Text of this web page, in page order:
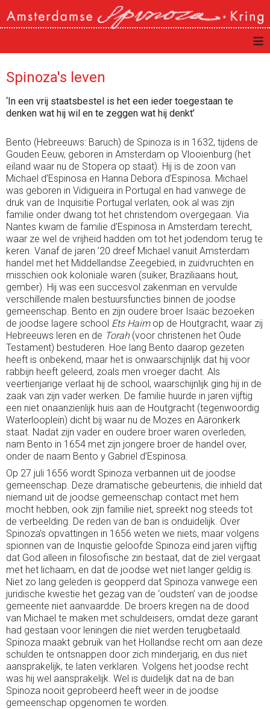
≡
Spinoza's leven
‘In een vrij staatsbestel is het een ieder toegestaan te
denken wat hij wil en te zeggen wat hij denkt’
Bento (Hebreeuws: Baruch) de Spinoza is in 1632, tijdens de
Gouden Eeuw, geboren in Amsterdam op Vlooienburg (het
eiland waar nu de Stopera op staat). Hij is de zoon van
Michael d’Espinosa en Hanna Debora d’Espinosa. Michael
was geboren in Vidigueira in Portugal en had vanwege de
druk van de Inquisitie Portugal verlaten, ook al was zijn
familie onder dwang tot het christendom overgegaan. Via
Nantes kwam de familie d’Espinosa in Amsterdam terecht,
waar ze wel de vrijheid hadden om tot het jodendom terug te
keren. Vanaf de jaren ’20 dreef Michael vanuit Amsterdam
handel met het Middellandse Zeegebied, in zuidvruchten en
misschien ook koloniale waren (suiker, Braziliaans hout,
gember). Hij was een succesvol zakenman en vervulde
verschillende malen bestuursfuncties binnen de joodse
gemeenschap. Bento en zijn oudere broer Isaäc bezoeken
de joodse lagere school Ets Haimop de Houtgracht, waar zij
Hebreeuws leren en de Torah(voor christenen het Oude
Testament) bestuderen. Hoe lang Bento daarop gezeten
heeft is onbekend, maar het is onwaarschijnlijk dat hij voor
rabbijn heeft geleerd, zoals men vroeger dacht. Als
veertienjarige verlaat hij de school, waarschijnlijk ging hij in de
zaak van zijn vader werken. De familie huurde in jaren vijftig
een niet onaanzienlijk huis aan de Houtgracht (tegenwoordig
Waterlooplein) dicht bij waar nu de Mozes en Aäronkerk
staat. Nadat zijn vader en oudere broer waren overleden,
nam Bento in 1654 met zijn jongere broer de handel over,
onder de naam Bento y Gabriel d’Espinosa.
Op 27 juli 1656 wordt Spinoza verbannen uit de joodse
gemeenschap. Deze dramatische gebeurtenis, die inhield dat
niemand uit de joodse gemeenschap contact met hem
mocht hebben, ook zijn familie niet, spreekt nog steeds tot
de verbeelding. De reden van de ban is onduidelijk. Over
Spinoza’s opvattingen in 1656 weten we niets, maar volgens
spionnen van de Inquistie geloofde Spinoza eind jaren vijftig
dat God alleen in filosofische zin bestaat, dat de ziel vergaat
met het lichaam, en dat de joodse wet niet langer geldig is.
Niet zo lang geleden is geopperd dat Spinoza vanwege een
juridische kwestie het gezag van de ‘oudsten’ van de joodse
gemeente niet aanvaardde. De broers kregen na de dood
van Michael te maken met schuldeisers, omdat deze garant
had gestaan voor leningen die niet werden terugbetaald.
Spinoza maakt gebruik van het Hollandse recht om aan deze
schulden te ontsnappen door zich minderjarig, en dus niet
aansprakelijk, te laten verklaren. Volgens het joodse recht
was hij wel aansprakelijk. Wel is duidelijk dat na de ban
Spinoza nooit geprobeerd heeft weer in de joodse
gemeenschap opgenomen te worden.